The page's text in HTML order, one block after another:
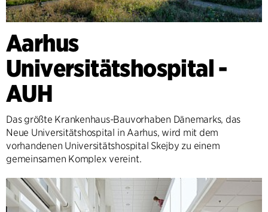
Aarhus
Universitätshospital -
AUH
Das größte Krankenhaus-Bauvorhaben Dänemarks, das
Neue Universitätshospital in Aarhus, wird mit dem
vorhandenen Universitätshospital Skejby zu einem
gemeinsamen Komplex vereint.